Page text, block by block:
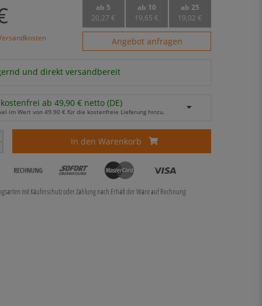
ab 5
20,27 €
ab 10
19,65 €
ab 25
19,02 €
Angebot anfragen
und direkt versandbereit
ab 49,90 € netto (DE)
im Wert von 49.90 € für die kostenfreie Lieferung hinzu.
In den Warenkorb
mit Käuferschutz oder Zahlung nach Erhalt der Ware auf Rechnung